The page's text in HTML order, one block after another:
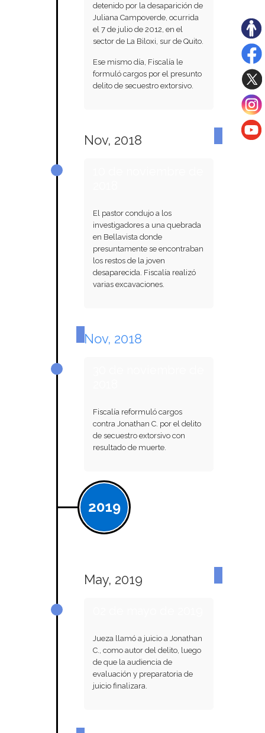
detenido por la desaparición de
Juliana Campoverde, ocurrida
el 7 de julio de 2012, en el
sector de La Biloxi, sur de Quito.
Ese mismo día, Fiscalía le
formuló cargos por el presunto
delito de secuestro extorsivo.
Nov, 2018
El pastor condujo a los
investigadores a una quebrada
en Bellavista donde
presuntamente se encontraban
los restos de la joven
desaparecida. Fiscalía realizó
varias excavaciones.
Nov, 2018
Fiscalía reformuló cargos
contra Jonathan C. por el delito
de secuestro extorsivo con
resultado de muerte.
2019
May, 2019
Jueza llamó a juicio a Jonathan
C., como autor del delito, luego
de que la audiencia de
evaluación y preparatoria de
juicio finalizara.